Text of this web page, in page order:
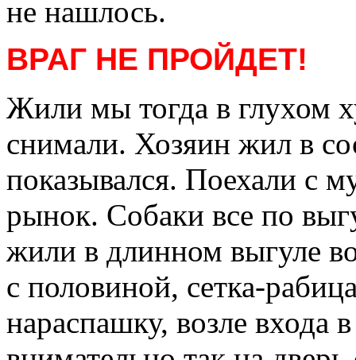
не нашлось.
ВРАГ НЕ ПРОЙДЕТ!
Жили мы тогда в глухом
снимали. Хозяин жил в
показывался. Поехали с
рынок. Собаки все по
жили в длинном выгуле
с половиной, сетка-
нараспашку, возле входа